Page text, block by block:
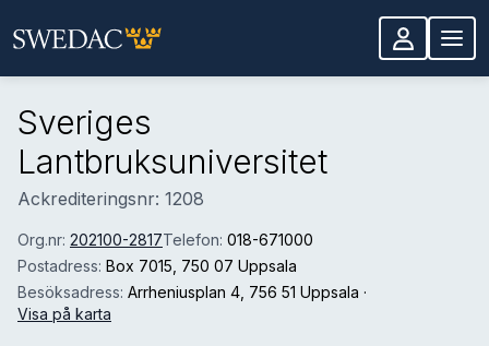
Sveriges
Lantbruksuniversitet
Ackrediteringsnr: 1208
Org.nr: 202100-2817Telefon: 018-671000
Postadress: Box 7015 , 750 07 Uppsala
Besöksadress: Arrheniusplan 4 , 756 51 Uppsala ·
Visa på karta